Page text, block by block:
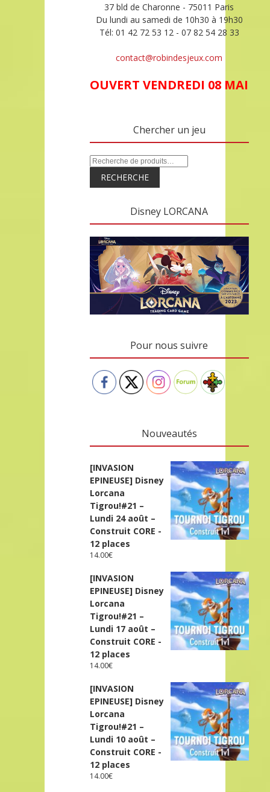
37 bld de Charonne - 75011 Paris
Du lundi au samedi de 10h30 à 19h30
Tél: 01 42 72 53 12 - 07 82 54 28 33
contact@robindesjeux.com
OUVERT VENDREDI 08 MAI
Chercher un jeu
RECHERCHE
Disney LORCANA
Pour nous suivre
Nouveautés
[INVASION
EPINEUSE] Disney
Lorcana
Tigrou!#21 –
Lundi 24 août –
Construit CORE -
12 places
14.00€
[INVASION
EPINEUSE] Disney
Lorcana
Tigrou!#21 –
Lundi 17 août –
Construit CORE -
12 places
14.00€
[INVASION
EPINEUSE] Disney
Lorcana
Tigrou!#21 –
Lundi 10 août –
Construit CORE -
12 places
14.00€